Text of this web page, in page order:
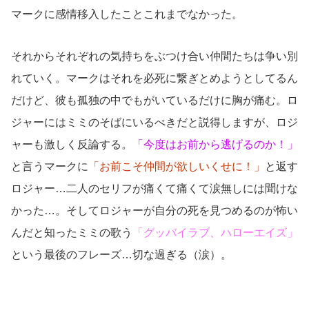
マークに感情移入したことこれまでなかった。
それからそれぞれの気持ちをぶつけ合い仲間たちは争い別
れていく。マークはそれを必死に繋ぎとめようとしてるん
だけど、彼も孤独の中でもがいているだけに胸が痛む。ロ
ジャーにはミミのそばにいるべきだと説得しますが、ロジ
ャーも激しく反論する。
「今度はお前から逃げるのか！」
と言うマークに
「お前こそ仲間が欲しいくせに！」
と返す
ロジャー…二人のセリフが痛くて痛くて涙無しには聞けな
かった…。そしてロジャーが自分の死を見つめるのが怖い
んだと知ったミミの歌う
「グッバイラブ、ハローエイズ」
という最後のフレーズ…切な過ぎる（涙）。